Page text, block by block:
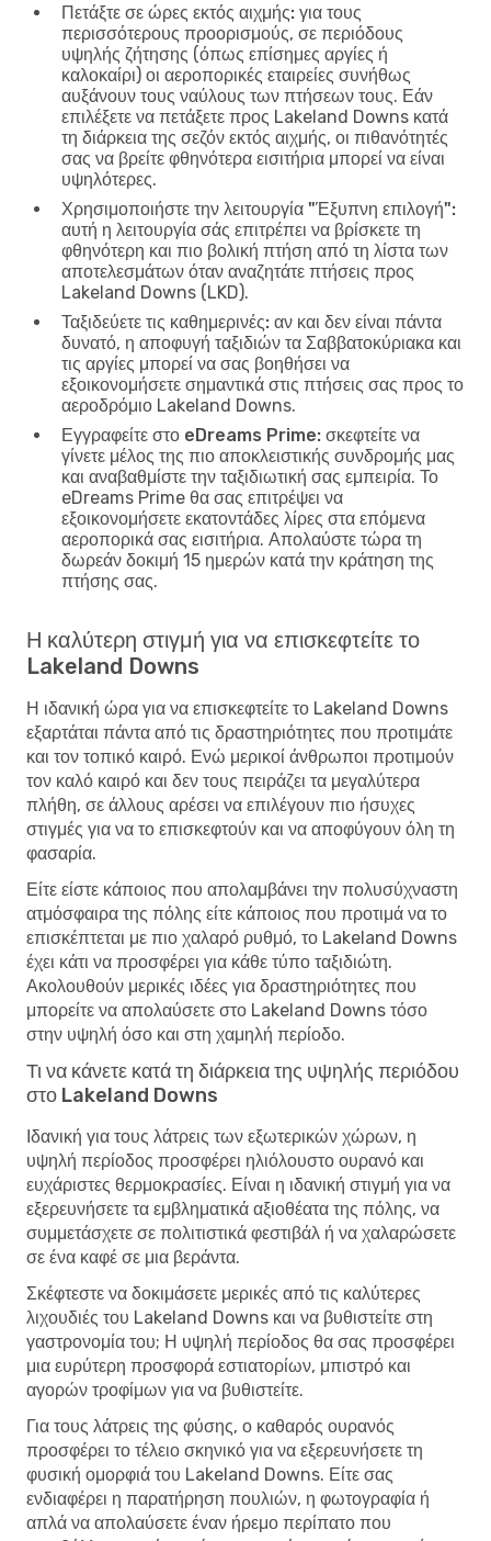
Πετάξτε σε ώρες εκτός αιχμής: για τους
περισσότερους προορισμούς, σε περιόδους
υψηλής ζήτησης (όπως επίσημες αργίες ή
καλοκαίρι) οι αεροπορικές εταιρείες συνήθως
αυξάνουν τους ναύλους των πτήσεων τους. Εάν
επιλέξετε να πετάξετε προς Lakeland Downs κατά
τη διάρκεια της σεζόν εκτός αιχμής, οι πιθανότητές
σας να βρείτε φθηνότερα εισιτήρια μπορεί να είναι
υψηλότερες.
Χρησιμοποιήστε την λειτουργία "Έξυπνη επιλογή":
αυτή η λειτουργία σάς επιτρέπει να βρίσκετε τη
φθηνότερη και πιο βολική πτήση από τη λίστα των
αποτελεσμάτων όταν αναζητάτε πτήσεις προς
Lakeland Downs (LKD).
Ταξιδεύετε τις καθημερινές: αν και δεν είναι πάντα
δυνατό, η αποφυγή ταξιδιών τα Σαββατοκύριακα και
τις αργίες μπορεί να σας βοηθήσει να
εξοικονομήσετε σημαντικά στις πτήσεις σας προς το
αεροδρόμιο Lakeland Downs.
Εγγραφείτε στο eDreams Prime: σκεφτείτε να
γίνετε μέλος της πιο αποκλειστικής συνδρομής μας
και αναβαθμίστε την ταξιδιωτική σας εμπειρία. Το
eDreams Prime θα σας επιτρέψει να
εξοικονομήσετε εκατοντάδες λίρες στα επόμενα
αεροπορικά σας εισιτήρια. Απολαύστε τώρα τη
δωρεάν δοκιμή 15 ημερών κατά την κράτηση της
πτήσης σας.
Η καλύτερη στιγμή για να επισκεφτείτε το
Lakeland Downs
Η ιδανική ώρα για να επισκεφτείτε το Lakeland Downs
εξαρτάται πάντα από τις δραστηριότητες που προτιμάτε
και τον τοπικό καιρό. Ενώ μερικοί άνθρωποι προτιμούν
τον καλό καιρό και δεν τους πειράζει τα μεγαλύτερα
πλήθη, σε άλλους αρέσει να επιλέγουν πιο ήσυχες
στιγμές για να το επισκεφτούν και να αποφύγουν όλη τη
φασαρία.
Είτε είστε κάποιος που απολαμβάνει την πολυσύχναστη
ατμόσφαιρα της πόλης είτε κάποιος που προτιμά να το
επισκέπτεται με πιο χαλαρό ρυθμό, το Lakeland Downs
έχει κάτι να προσφέρει για κάθε τύπο ταξιδιώτη.
Ακολουθούν μερικές ιδέες για δραστηριότητες που
μπορείτε να απολαύσετε στο Lakeland Downs τόσο
στην υψηλή όσο και στη χαμηλή περίοδο.
Τι να κάνετε κατά τη διάρκεια της υψηλής περιόδου
στο Lakeland Downs
Ιδανική για τους λάτρεις των εξωτερικών χώρων, η
υψηλή περίοδος προσφέρει ηλιόλουστο ουρανό και
ευχάριστες θερμοκρασίες. Είναι η ιδανική στιγμή για να
εξερευνήσετε τα εμβληματικά αξιοθέατα της πόλης, να
συμμετάσχετε σε πολιτιστικά φεστιβάλ ή να χαλαρώσετε
σε ένα καφέ σε μια βεράντα.
Σκέφτεστε να δοκιμάσετε μερικές από τις καλύτερες
λιχουδιές του Lakeland Downs και να βυθιστείτε στη
γαστρονομία του; Η υψηλή περίοδος θα σας προσφέρει
μια ευρύτερη προσφορά εστιατορίων, μπιστρό και
αγορών τροφίμων για να βυθιστείτε.
Για τους λάτρεις της φύσης, ο καθαρός ουρανός
προσφέρει το τέλειο σκηνικό για να εξερευνήσετε τη
φυσική ομορφιά του Lakeland Downs. Είτε σας
ενδιαφέρει η παρατήρηση πουλιών, η φωτογραφία ή
απλά να απολαύσετε έναν ήρεμο περίπατο που